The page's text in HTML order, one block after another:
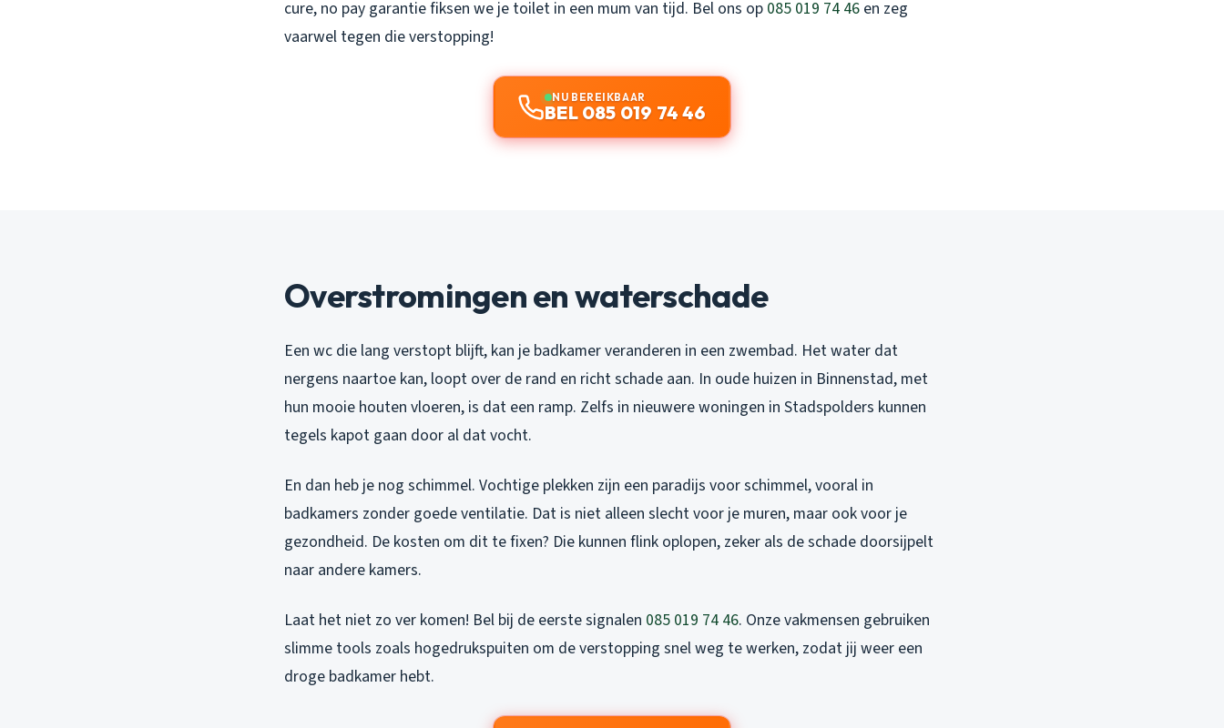
cure, no pay garantie fiksen we je toilet in een mum van tijd. Bel ons op 085 019 74 46 en zeg
vaarwel tegen die verstopping!
NU BEREIKBAAR
BEL 085 019 74 46
Overstromingen en waterschade
Een wc die lang verstopt blijft, kan je badkamer veranderen in een zwembad. Het water dat
nergens naartoe kan, loopt over de rand en richt schade aan. In oude huizen in Binnenstad, met
hun mooie houten vloeren, is dat een ramp. Zelfs in nieuwere woningen in Stadspolders kunnen
tegels kapot gaan door al dat vocht.
En dan heb je nog schimmel. Vochtige plekken zijn een paradijs voor schimmel, vooral in
badkamers zonder goede ventilatie. Dat is niet alleen slecht voor je muren, maar ook voor je
gezondheid. De kosten om dit te fixen? Die kunnen flink oplopen, zeker als de schade doorsijpelt
naar andere kamers.
Laat het niet zo ver komen! Bel bij de eerste signalen 085 019 74 46. Onze vakmensen gebruiken
slimme tools zoals hogedrukspuiten om de verstopping snel weg te werken, zodat jij weer een
droge badkamer hebt.